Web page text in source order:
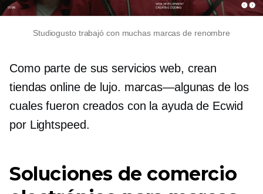
Studiogusto trabajó con muchas marcas de renombre
Como parte de sus servicios web, crean
tiendas online de lujo. marcas—algunas de los
cuales fueron creados con la ayuda de Ecwid
por Lightspeed.
Soluciones de comercio